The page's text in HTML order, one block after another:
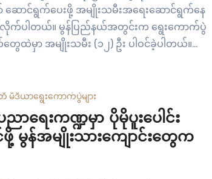
ောင်ရွက်ပေးဖို့ အမျိုးသမီးအရေးဆောင်ရွက်နေ
ပါတယ်။ မွန်ပြည်နယ်အတွင်းက ရွေးကောက်ပွဲ
ထဲမှာ အမျိုးသမီး (၁၂) ဦး ပါဝင်ခဲ့ပါတယ်။
လှယ်တွေအနေနဲ့ လွှတ်တော်အတွင်းကနေတစ်ဆင့်…
မီဒီယာရွေးကောက်ပွဲများ
ာရေးကဏ္ဍမှာ ပိုမိုပူးပေါင်း
မွန်အမျိုးသားကျောင်းတွေက